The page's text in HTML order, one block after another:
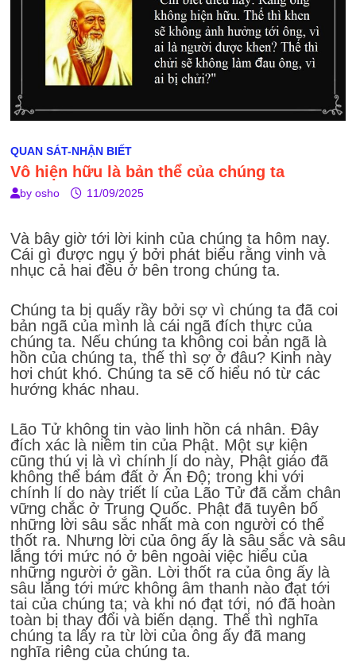
QUAN SÁT-NHẬN BIẾT
Vô hiện hữu là bản thể của chúng ta
by osho 11/09/2025
Và bây giờ tới lời kinh của chúng ta hôm nay.
Cái gì được ngụ ý bởi phát biểu rằng vinh và
nhục cả hai đều ở bên trong chúng ta.
Chúng ta bị quấy rầy bởi sợ vì chúng ta đã coi
bản ngã của mình là cái ngã đích thực của
chúng ta. Nếu chúng ta không coi bản ngã là
hồn của chúng ta, thế thì sợ ở đâu? Kinh này
hơi chút khó. Chúng ta sẽ cố hiểu nó từ các
hướng khác nhau.
Lão Tử không tin vào linh hồn cá nhân. Đây
đích xác là niềm tin của Phật. Một sự kiện
cũng thú vị là vì chính lí do này, Phật giáo đã
không thể bám đất ở Ấn Độ; trong khi với
chính lí do này triết lí của Lão Tử đã cắm chân
vững chắc ở Trung Quốc. Phật đã tuyên bố
những lời sâu sắc nhất mà con người có thể
thốt ra. Nhưng lời của ông ấy là sâu sắc và sâu
lắng tới mức nó ở bên ngoài việc hiểu của
những người ở gần. Lời thốt ra của ông ấy là
sâu lắng tới mức không âm thanh nào đạt tới
tai của chúng ta; và khi nó đạt tới, nó đã hoàn
toàn bị thay đổi và biến dạng. Thế thì nghĩa
chúng ta lấy ra từ lời của ông ấy đã mang
nghĩa riêng của chúng ta.